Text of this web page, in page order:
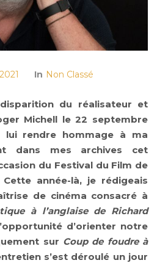
In Non Classé
du réalisateur et
Michell le 22 septembre
lui rendre hommage à ma
dans mes archives cet
du Festival du Film de
année-là, je rédigeais
de cinéma consacré à
à l’anglaise de Richard
d’orienter notre
sur Coup de foudre à
s’est déroulé un jour